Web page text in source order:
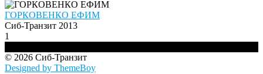
ГОРКОВЕНКО ЕФИМ
Сиб-Транзит 2013
1
© 2026 Сиб-Транзит
Designed by ThemeBoy